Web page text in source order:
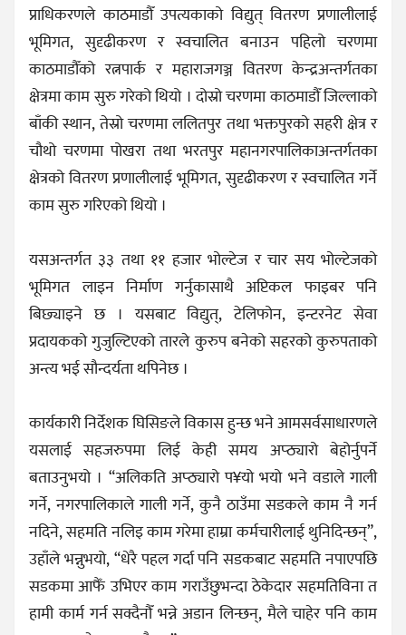
प्राधिकरणले काठमाडौँ उपत्यकाको विद्युत् वितरण प्रणालीलाई
भूमिगत, सुदृढीकरण र स्वचालित बनाउन पहिलो चरणमा
काठमाडौँको रत्नपार्क र महाराजगञ्ज वितरण केन्द्रअन्तर्गतका
क्षेत्रमा काम सुरु गरेको थियो । दोस्रो चरणमा काठमाडौँ जिल्लाको
बाँकी स्थान, तेस्रो चरणमा ललितपुर तथा भक्तपुरको सहरी क्षेत्र र
चौथो चरणमा पोखरा तथा भरतपुर महानगरपालिकाअन्तर्गतका
क्षेत्रको वितरण प्रणालीलाई भूमिगत, सुदृढीकरण र स्वचालित गर्ने
काम सुरु गरिएको थियो ।
यसअन्तर्गत ३३ तथा ११ हजार भोल्टेज र चार सय भोल्टेजको
भूमिगत लाइन निर्माण गर्नुकासाथै अप्टिकल फाइबर पनि
बिछ्याइने छ । यसबाट विद्युत्, टेलिफोन, इन्टरनेट सेवा
प्रदायकको गुजुल्टिएको तारले कुरुप बनेको सहरको कुरुपताको
अन्त्य भई सौन्दर्यता थपिनेछ ।
कार्यकारी निर्देशक घिसिङले विकास हुन्छ भने आमसर्वसाधारणले
यसलाई सहजरुपमा लिई केही समय अप्ठ्यारो बेहोर्नुपर्ने
बताउनुभयो । “अलिकति अप्ठ्यारो प¥यो भयो भने वडाले गाली
गर्ने, नगरपालिकाले गाली गर्ने, कुनै ठाउँमा सडकले काम नै गर्न
नदिने, सहमति नलिइ काम गरेमा हाम्रा कर्मचारीलाई थुनिदिन्छन्”,
उहाँले भन्नुभयो, “धेरै पहल गर्दा पनि सडकबाट सहमति नपाएपछि
सडकमा आफैँ उभिएर काम गराउँछुभन्दा ठेकेदार सहमतिविना त
हामी कार्म गर्न सक्दैनौँ भन्ने अडान लिन्छन्, मैले चाहेर पनि काम